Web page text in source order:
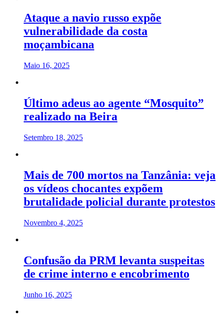
Ataque a navio russo expõe
vulnerabilidade da costa
moçambicana
Maio 16, 2025
Último adeus ao agente “Mosquito”
realizado na Beira
Setembro 18, 2025
Mais de 700 mortos na Tanzânia: veja
os vídeos chocantes expõem
brutalidade policial durante protestos
Novembro 4, 2025
Confusão da PRM levanta suspeitas
de crime interno e encobrimento
Junho 16, 2025